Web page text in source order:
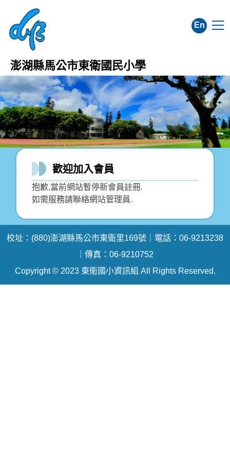
主
容
區
澎湖縣馬公市東衛國民小學
En
歡迎加入會員
抱歉,當前網站暫停新會員註冊.
如需服務請聯絡網站管理員.
校址：(880)澎湖縣馬公市東衛里169號｜電話：06-9213238
｜傳真：06-9210752
Copyright © 2023 東衛國小資訊組 All Rights Reserved.